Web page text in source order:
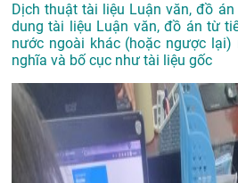
Dịch thuật tài liệu Luận văn, đồ
dung tài liệu Luận văn, đồ án từ
nước ngoài khác (hoặc ngược
nghĩa và bố cục như tài liệu gốc